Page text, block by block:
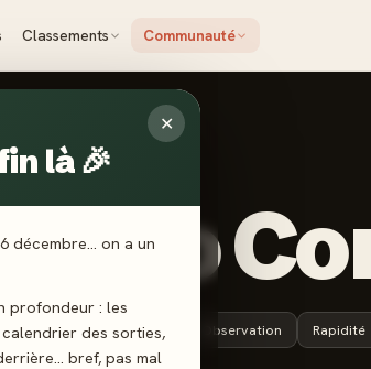
Classements Communauté
✕
là 🎉
décembre… on a un
profondeur : les
des sorties,
bref, pas mal
4 ans+ 10 min Observation Rapidité